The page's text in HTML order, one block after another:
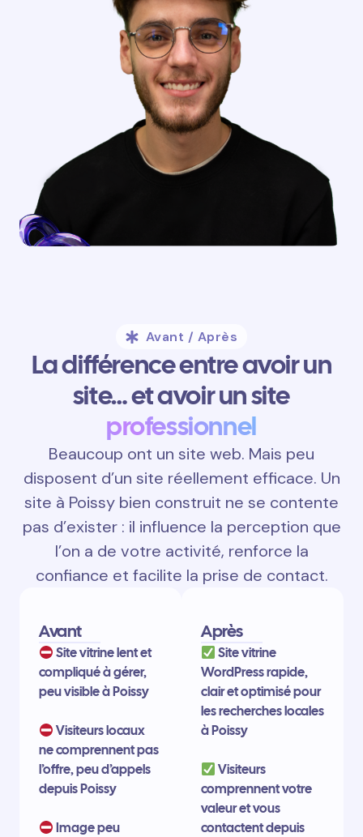
Avant / Après
La différence entre avoir un
site… et avoir un site
professionnel
Beaucoup ont un site web. Mais peu
disposent d’un site réellement efficace. Un
site à Poissy bien construit ne se contente
pas d’exister : il influence la perception que
l’on a de votre activité, renforce la
confiance et facilite la prise de contact.
Avant
Site vitrine lent et
compliqué à gérer,
peu visible à Poissy
Visiteurs locaux
ne comprennent pas
l’offre, peu d’appels
depuis Poissy
Image peu
Après
Site vitrine
WordPress rapide,
clair et optimisé pour
les recherches locales
à Poissy
Visiteurs
comprennent votre
valeur et vous
contactent depuis